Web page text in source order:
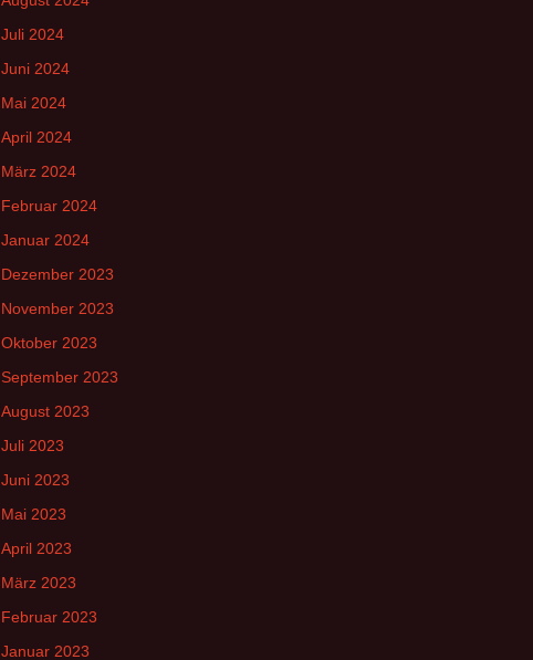
Juli 2024
Juni 2024
Mai 2024
April 2024
März 2024
Februar 2024
Januar 2024
Dezember 2023
November 2023
Oktober 2023
September 2023
August 2023
Juli 2023
Juni 2023
Mai 2023
April 2023
März 2023
Februar 2023
Januar 2023